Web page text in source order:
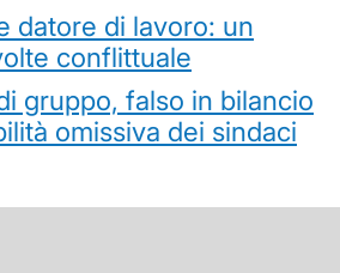
datore di lavoro: un
conflittuale
gruppo, falso in bilancio
omissiva dei sindaci